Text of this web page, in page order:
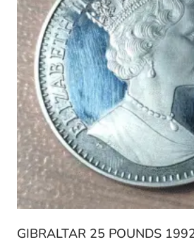
GIBRALTAR 25 POUNDS